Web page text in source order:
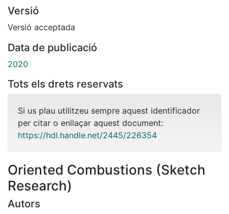
Versió
Versió acceptada
Data de publicació
2020
Tots els drets reservats
Si us plau utilitzeu sempre aquest identificador
per citar o enllaçar aquest document:
https://hdl.handle.net/2445/226354
Oriented Combustions (Sketch
Research)
Autors